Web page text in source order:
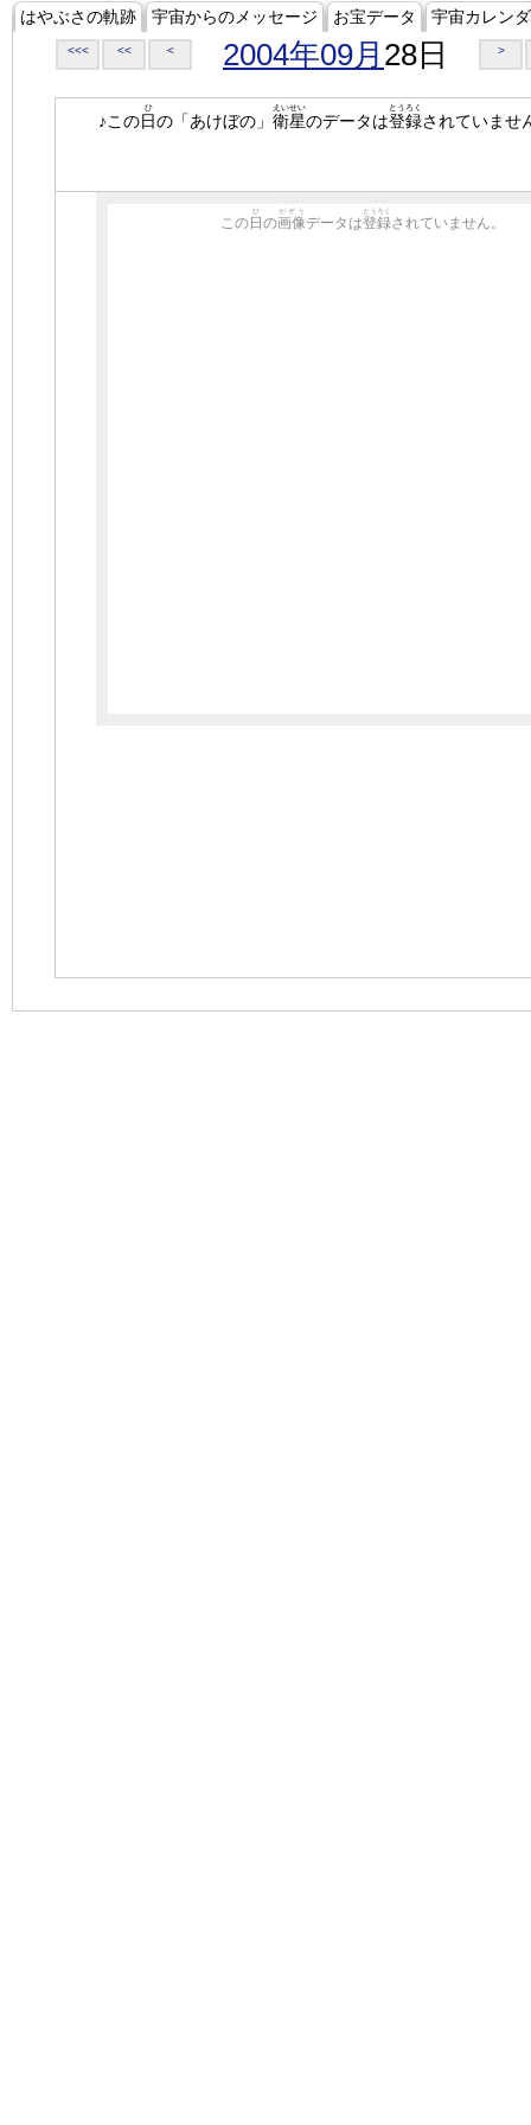
はやぶさの軌跡 宇宙からのメッセージ お宝データ 宇宙カレン
<<< << < 2004年09月 28日 >
♪この日
ひ
の「あけぼの」 衛星
えいせい
のデータは登録
とうろく
されていませ
この 日
ひ
の画像
がぞう
データは登録
とうろく
されていません。